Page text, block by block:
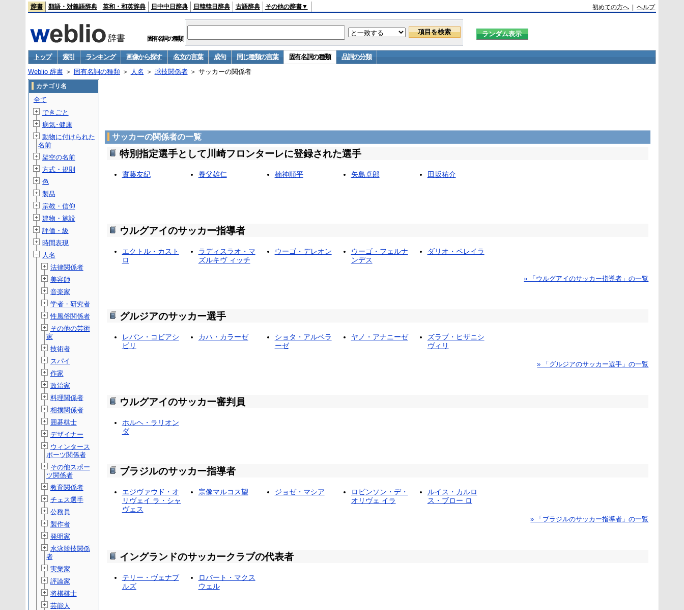
辞書 類語・対義語辞典 英和・和英辞典 日中中日辞典 日韓韓日辞典 古語辞典 その他の辞書▼ 初めての方へ |ヘルプ
固有名詞の種類
トップ 索引 ランキング 画像から探す 名文の言葉 成句 同じ種類の言葉 固有名詞の種類
品詞の分類
Weblio 辞書＞ 固有名詞の種類＞ 人名 ＞ 球技関係者＞ サッカーの関係者
サッカーの関係者の一覧
特別指定選手として川崎フロンターレに登録された選手
實藤友紀 養父雄仁 楠神順平 矢島卓郎 田坂祐介
ウルグアイのサッカー指導者
エクトル・カスト
ロ
ラディスラオ・マ
ズルキヴ ィッチ
ウーゴ・デレオン
ウーゴ・フェルナ
ンデス
ダリオ・ペレイラ
» 「ウルグアイのサッカー指導者」の一覧
グルジアのサッカー選手
レバン・コビアシ
ビリ
カハ・カラーゼ
ショタ・アルベラ
ーゼ
ヤノ・アナニーゼ
ズラブ・ヒザニシ
ヴィリ
» 「グルジアのサッカー選手」の一覧
ウルグアイのサッカー審判員
ホルヘ・ラリオン
ダ
ブラジルのサッカー指導者
エジヴァウド・オ
リヴェイ ラ・シャ
ヴェス
宗像マルコス望 ジョゼ・マシア
ロビンソン・デ・
オリヴェ イラ
ルイス・カルロ
ス・ブロー ロ
» 「ブラジルのサッカー指導者」の一覧
イングランドのサッカークラブの代表者
テリー・ヴェナブ
ルズ
ロバート・マクス
ウェル
カテゴリ名
全て
できごと
病気･健康
動物に付けられた
名前
架空の名前
方式・規則
色
製品
宗教・信仰
建物・施設
評価・級
時間表現
人名
法律関係者
美容師
音楽家
学者・研究者
性風俗関係者
その他の芸術
家
技術者
スパイ
作家
政治家
料理関係者
相撲関係者
囲碁棋士
デザイナー
ウィンタース
ポーツ関係者
その他スポー
ツ関係者
教育関係者
チェス選手
公務員
製作者
発明家
水泳競技関係
者
実業家
評論家
将棋棋士
芸能人